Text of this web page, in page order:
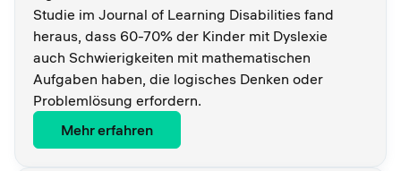
Studie im Journal of Learning Disabilities fand
heraus, dass 60-70% der Kinder mit Dyslexie
auch Schwierigkeiten mit mathematischen
Aufgaben haben, die logisches Denken oder
Problemlösung erfordern.
Mehr erfahren